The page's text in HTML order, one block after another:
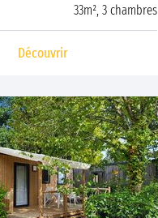
33m², 3 chambres
Découvrir